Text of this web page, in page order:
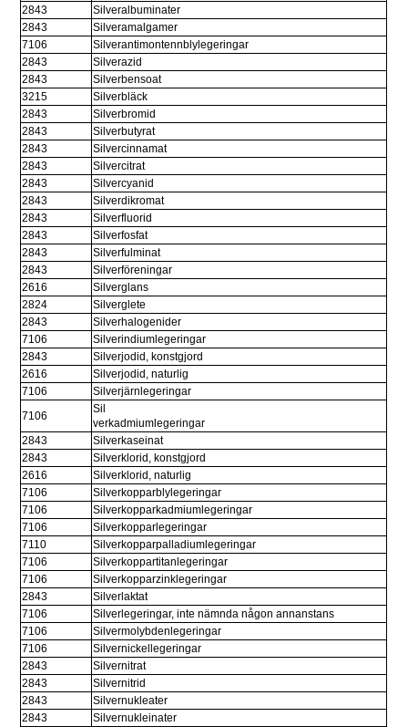
2843
Silveralbuminater
2843
Silveramalgamer
7106
Silverantimontennblylegeringar
2843
Silverazid
2843
Silverbensoat
3215
Silverbläck
2843
Silverbromid
2843
Silverbutyrat
2843
Silvercinnamat
2843
Silvercitrat
2843
Silvercyanid
2843
Silverdikromat
2843
Silverfluorid
2843
Silverfosfat
2843
Silverfulminat
2843
Silverföreningar
2616
Silverglans
2824
Silverglete
2843
Silverhalogenider
7106
Silverindiumlegeringar
2843
Silverjodid, konstgjord
2616
Silverjodid, naturlig
7106
Silverjärnlegeringar
7106
Sil
verkadmiumlegeringar
2843
Silverkaseinat
2843
Silverklorid, konstgjord
2616
Silverklorid, naturlig
7106
Silverkopparblylegeringar
7106
Silverkopparkadmiumlegeringar
7106
Silverkopparlegeringar
7110
Silverkopparpalladiumlegeringar
7106
Silverkoppartitanlegeringar
7106
Silverkopparzinklegeringar
2843
Silverlaktat
7106
Silverlegeringar, inte nämnda någon annanstans
7106
Silvermolybdenlegeringar
7106
Silvernickellegeringar
2843
Silvernitrat
2843
Silvernitrid
2843
Silvernukleater
2843
Silvernukleinater